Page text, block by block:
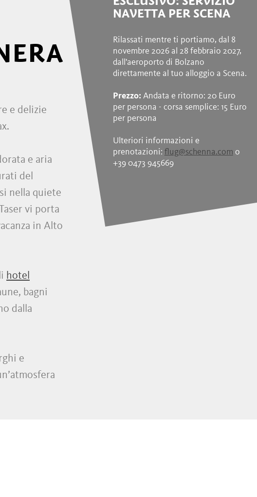
e delizie
e aria
del
nella quiete
vi porta
in Alto
hotel
bagni
dalla
e
NAVETTA PER SCENA
Rilassati mentre ti portiamo, dal 8
novembre 2026 al 28 febbraio 2027,
dall'aeroporto di Bolzano
direttamente al tuo alloggio a Scena.
Prezzo: Andata e ritorno: 20 Euro
per persona - corsa semplice: 15 Euro
per persona
Ulteriori informazioni e
prenotazioni: flug@schenna.com o
+39 0473 945669